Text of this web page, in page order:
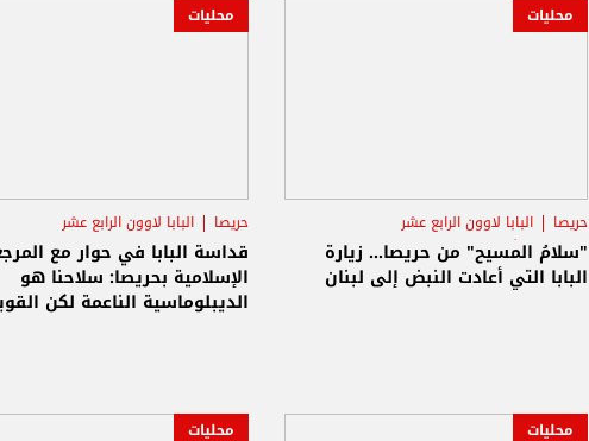
محليات
حريصا
البابا لاوون الرابع عشر
المطران أنطوان بو نجم
"سلامُ المسيح" من حريصا… زيارة
البابا التي أعادت النبض إلى لبنان
محليات
حريصا
البابا لاوون الرابع عشر
رؤساء الطوائف الإسلامية
قداسة البابا في حوار مع
الإسلامية بحريصا: سلاحنا هو
الديبلوماسية الناعمة لكن
محليات محليات